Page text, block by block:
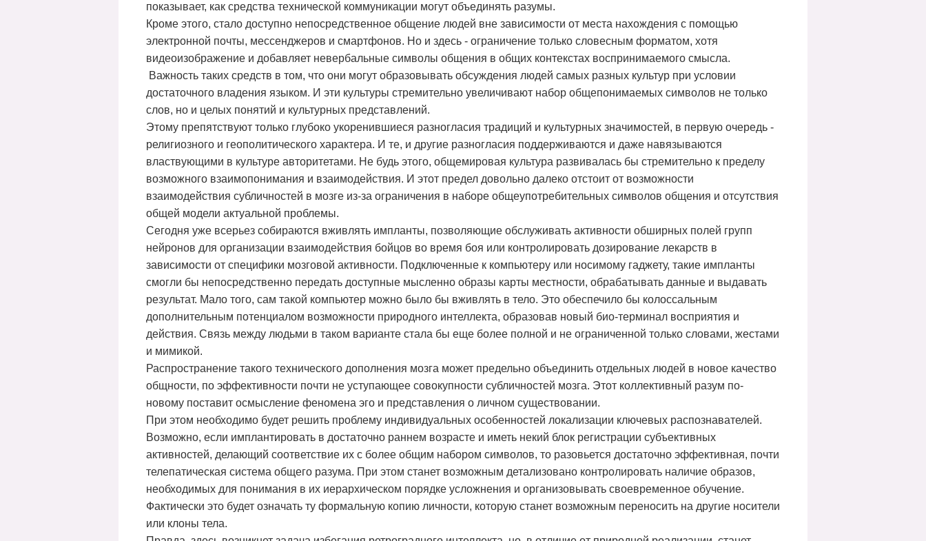
показывает, как средства технической коммуникации могут объединять разумы.
Кроме этого, стало доступно непосредственное общение людей вне зависимости от места нахождения с помощью
электронной почты, мессенджеров и смартфонов. Но и здесь - ограничение только словесным форматом, хотя
видеоизображение и добавляет невербальные символы общения в общих контекстах воспринимаемого смысла.
Важность таких средств в том, что они могут образовывать обсуждения людей самых разных культур при условии
достаточного владения языком. И эти культуры стремительно увеличивают набор общепонимаемых символов не только
слов, но и целых понятий и культурных представлений.
Этому препятствуют только глубоко укоренившиеся разногласия традиций и культурных значимостей, в первую очередь -
религиозного и геополитического характера. И те, и другие разногласия поддерживаются и даже навязываются
властвующими в культуре авторитетами. Не будь этого, общемировая культура развивалась бы стремительно к пределу
возможного взаимопонимания и взаимодействия. И этот предел довольно далеко отстоит от возможности
взаимодействия субличностей в мозге из-за ограничения в наборе общеупотребительных символов общения и отсутствия
общей модели актуальной проблемы.
Сегодня уже всерьез собираются вживлять импланты, позволяющие обслуживать активности обширных полей групп
нейронов для организации взаимодействия бойцов во время боя или контролировать дозирование лекарств в
зависимости от специфики мозговой активности. Подключенные к компьютеру или носимому гаджету, такие импланты
смогли бы непосредственно передать доступные мысленно образы карты местности, обрабатывать данные и выдавать
результат. Мало того, сам такой компьютер можно было бы вживлять в тело. Это обеспечило бы колоссальным
дополнительным потенциалом возможности природного интеллекта, образовав новый био-терминал восприятия и
действия. Связь между людьми в таком варианте стала бы еще более полной и не ограниченной только словами, жестами
и мимикой.
Распространение такого технического дополнения мозга может предельно объединить отдельных людей в новое качество
общности, по эффективности почти не уступающее совокупности субличностей мозга. Этот коллективный разум по-
новому поставит осмысление феномена эго и представления о личном существовании.
При этом необходимо будет решить проблему индивидуальных особенностей локализации ключевых распознавателей.
Возможно, если имплантировать в достаточно раннем возрасте и иметь некий блок регистрации субъективных
активностей, делающий соответствие их с более общим набором символов, то разовьется достаточно эффективная, почти
телепатическая система общего разума. При этом станет возможным детализовано контролировать наличие образов,
необходимых для понимания в их иерархическом порядке усложнения и организовывать своевременное обучение.
Фактически это будет означать ту формальную копию личности, которую станет возможным переносить на другие носители
или клоны тела.